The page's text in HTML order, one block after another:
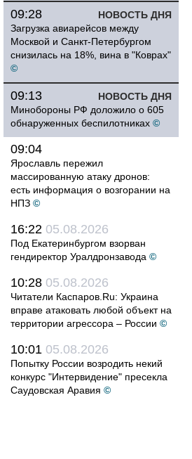
НОВОСТЬ ДНЯ
09:28
Загрузка авиарейсов между
Москвой и Санкт-Петербургом
снизилась на 18%, вина в "Коврах"
©
НОВОСТЬ ДНЯ
09:13
Минобороны РФ доложило о 605
обнаруженных беспилотниках ©
09:04
Ярославль пережил
массированную атаку дронов:
есть информация о возгорании на
НПЗ ©
16:22 05.08.2026
Под Екатеринбургом взорван
гендиректор Уралдронзавода ©
10:28 05.08.2026
Читатели Каспаров.Ru: Украина
вправе атаковать любой объект на
территории агрессора – России ©
10:01 05.08.2026
Попытку России возродить некий
конкурс "Интервидение" пресекла
Саудовская Аравия ©